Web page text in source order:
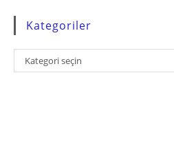
Kategoriler
Kategoriler
Kategori seçin